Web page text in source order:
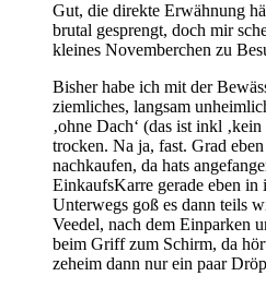
Gut, die direkte Erwähnung
brutal gesprengt, doch mir
kleines Novemberchen zu
Bisher habe ich mit der
ziemliches, langsam
‚ohne Dach‘ (das ist inkl
trocken. Na ja, fast. Grad
nachkaufen, da hats
EinkaufsKarre gerade eben in
Unterwegs goß es dann teils
Veedel, nach dem Einparken
beim Griff zum Schirm, da
zeheim dann nur ein paar